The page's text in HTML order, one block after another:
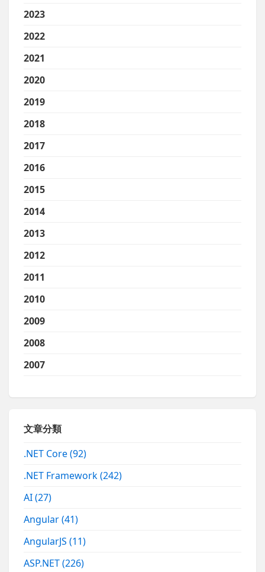
2023
2022
2021
2020
2019
2018
2017
2016
2015
2014
2013
2012
2011
2010
2009
2008
2007
文章分類
.NET Core(92)
.NET Framework(242)
AI(27)
Angular(41)
AngularJS(11)
ASP.NET(226)